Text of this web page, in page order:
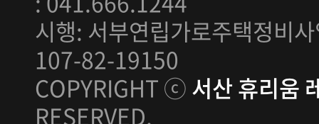
시행: 서부연립가로주택정비
107-82-19150
COPYRIGHT ⓒ서산 휴리움
RESERVED.